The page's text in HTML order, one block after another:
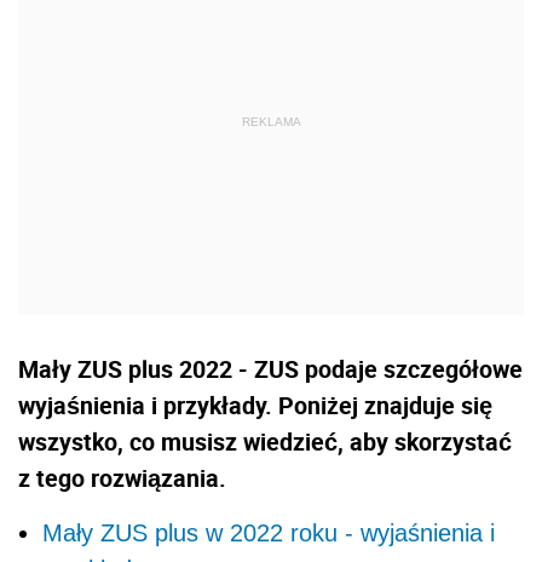
Mały ZUS plus 2022 - ZUS podaje szczegółowe
wyjaśnienia i przykłady. Poniżej znajduje się
wszystko, co musisz wiedzieć, aby skorzystać
z tego rozwiązania.
Mały ZUS plus w 2022 roku - wyjaśnienia i